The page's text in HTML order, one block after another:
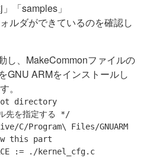
「samples」
ルダができているのを確認し
し、MakeCommonファイルの
GNU ARMをインストールし
。
directory
先を指定する */
C/Program\ Files/GNUARM
this part
:= ./kernel_cfg.c